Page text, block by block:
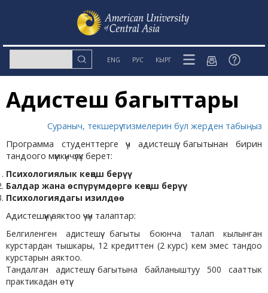
ENG РУС КЫРГ
Адистешүү багыттары
Сураныч, текшерүү тизмелерин бул жерден табыңыз
Программа студенттерге үч адистешүү багытынан бирин
тандоого мүмкүнчүлүк берет:
Психологиялык кеңеш берүү
Балдар жана өспүрүмдөргө кеңеш берүү
Психологиядагы изилдөө
Адистешүүнү аяктоо үчүн талаптар:
Белгиленген адистешүү багыты боюнча талап кылынган
курстардан тышкары, 12 кредиттен (2 курс) кем эмес тандоо
курстарын аяктоо.
Тандалган адистешүү багытына байланыштуу 500 сааттык
практикадан өтүү.